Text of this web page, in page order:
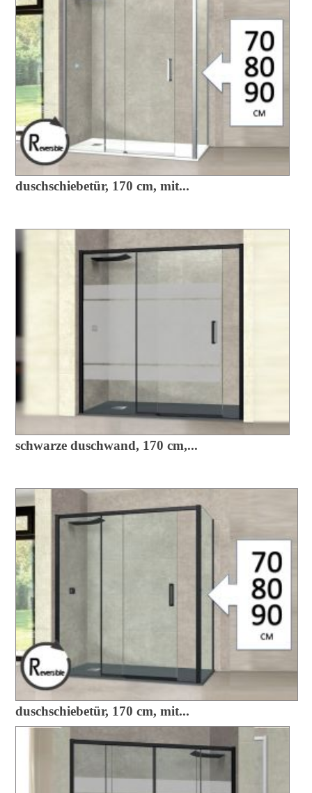
duschschiebetür, 170 cm, mit...
schwarze duschwand, 170 cm,...
duschschiebetür, 170 cm, mit...